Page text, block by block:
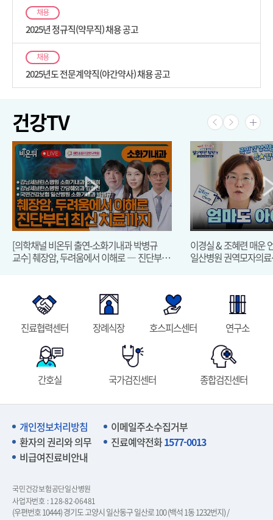
채용
2025년 정규직(약무직) 채용 공고
채용
2025년도 전문계약직(야간약사) 채용 공고
건강TV
[의학채널 비온뒤 출연-소화기내과 박병규
교수] 췌장암, 두려움에서 이해로 ― 진단부터
이경실 & 조혜련 매운
일산병원 권역모자의
진료협력센터 장례식장 호스피스센터 연구소
간호실 국가검진센터 종합검진센터
개인정보처리방침
이메일주소수집거부
환자의 권리와 의무
진료예약전화1577-0013
비급여진료비안내
국민건강보험공단일산병원
사업자번호 : 128-82-06481
(우편번호 10444) 경기도 고양시 일산동구 일산로 100 (백석 1동 1232번지) /